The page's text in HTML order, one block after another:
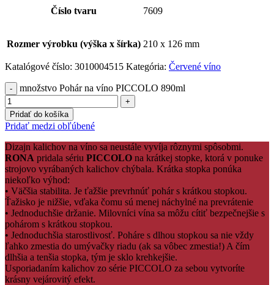
Číslo tvaru 7609
Rozmer výrobku (výška x šírka) 210 x 126 mm
Katalógové číslo: 3010004515 Kategória: Červené víno
množstvo Pohár na víno PICCOLO 890ml
Pridať do košíka
Pridať medzi obľúbené
Dizajn kalichov na víno sa neustále vyvíja rôznymi spôsobmi.
RONA pridala sériu PICCOLO na krátkej stopke, ktorá v ponuke
strojovo vyrábaných kalichov chýbala. Krátka stopka ponúka
niekoľko výhod:
• Väčšia stabilita. Je ťažšie prevrhnúť pohár s krátkou stopkou.
Ťažisko je nižšie, vďaka čomu sú menej náchylné na prevrátenie
• Jednoduchšie držanie. Milovníci vína sa môžu cítiť bezpečnejšie s
pohárom s krátkou stopkou.
• Jednoduchšia starostlivosť. Poháre s dlhou stopkou sa nie vždy
ľahko zmestia do umývačky riadu (ak sa vôbec zmestia!) A čím
dlhšia a tenšia stopka, tým je sklo krehkejšie.
Usporiadaním kalichov zo série PICCOLO za sebou vytvoríte
krásny vejárovitý efekt.